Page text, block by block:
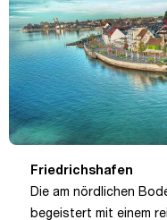
Friedrichshafen
Die am nördlichen
begeistert mit einem